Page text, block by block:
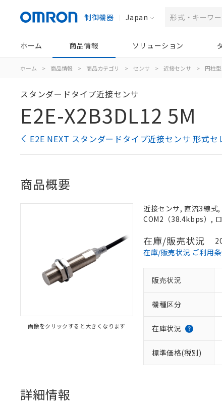
制御機器 Japan
ホーム 商品情報 ソリューション
ホーム > 商品情報 > 商品カテゴリ > センサ > 近接センサ > 円柱型
スタンダードタイプ近接センサ
E2E-X2B3DL12 5M
E2E NEXT スタンダードタイプ近接センサ 形式セ
商品概要
画像をクリックすると大きくなります
近接センサ, 直流3線式
COM2（38.4kbps）,
在庫/販売状況
在庫/販売状況 ご利用
販売状況
機種区分
在庫状況
標準価格(税別)
詳細情報